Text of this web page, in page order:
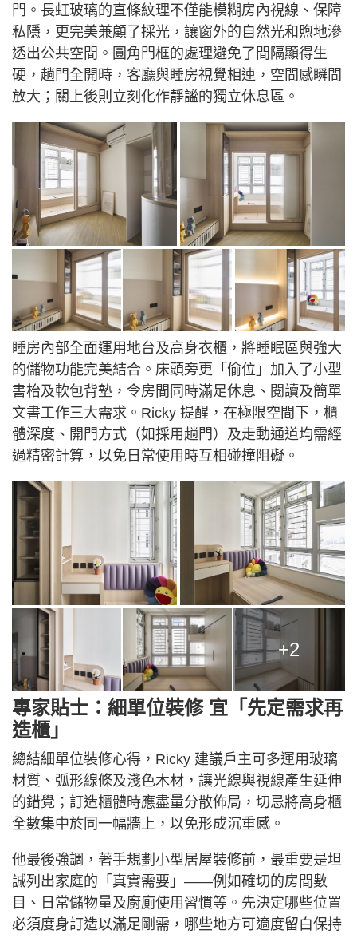
門。長虹玻璃的直條紋理不僅能模糊房內視線、保障
私隱，更完美兼顧了採光，讓窗外的自然光和煦地滲
透出公共空間。圓角門框的處理避免了間隔顯得生
硬，趟門全開時，客廳與睡房視覺相連，空間感瞬間
放大；關上後則立刻化作靜謐的獨立休息區。
睡房內部全面運用地台及高身衣櫃，將睡眠區與強大
的儲物功能完美結合。床頭旁更「偷位」加入了小型
書枱及軟包背墊，令房間同時滿足休息、閱讀及簡單
文書工作三大需求。Ricky 提醒，在極限空間下，櫃
體深度、開門方式（如採用趟門）及走動通道均需經
過精密計算，以免日常使用時互相碰撞阻礙。
+2
專家貼士：細單位裝修 宜「先定需求再
造櫃」
總結細單位裝修心得，Ricky 建議戶主可多運用玻璃
材質、弧形線條及淺色木材，讓光線與視線產生延伸
的錯覺；訂造櫃體時應盡量分散佈局，切忌將高身櫃
全數集中於同一幅牆上，以免形成沉重感。
他最後強調，著手規劃小型居屋裝修前，最重要是坦
誠列出家庭的「真實需要」——例如確切的房間數
目、日常儲物量及廚廁使用習慣等。先決定哪些位置
必須度身訂造以滿足剛需，哪些地方可適度留白保持